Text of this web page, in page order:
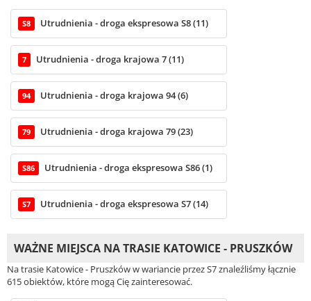
S8 Utrudnienia - droga ekspresowa S8 (11)
7 Utrudnienia - droga krajowa 7 (11)
94 Utrudnienia - droga krajowa 94 (6)
79 Utrudnienia - droga krajowa 79 (23)
S86 Utrudnienia - droga ekspresowa S86 (1)
S7 Utrudnienia - droga ekspresowa S7 (14)
WAŻNE MIEJSCA NA TRASIE KATOWICE - PRUSZKÓW
Na trasie Katowice - Pruszków w wariancie przez S7 znaleźliśmy łącznie
615 obiektów, które mogą Cię zainteresować.